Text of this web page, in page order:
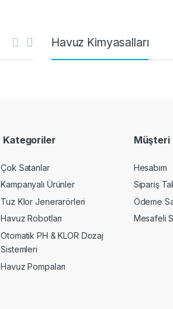
Havuz Kimyasalları
Kategoriler
Çok Satanlar
Kampanyalı Ürünler
Tuz Klor Jenerarörleri
Havuz Robotları
Otomatik PH & KLOR Dozaj
Sistemleri
Havuz Pompaları
Müşteri
Hesabım
Sipariş
Ödeme
Mesafeli